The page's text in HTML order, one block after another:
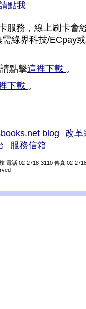
點我
服務，線上刷卡會
綠界科技/ECpay或
點擊這裡下載 。
下載 。
blog
改革
服務信箱
電話 02-2718-3110 傳真 02-